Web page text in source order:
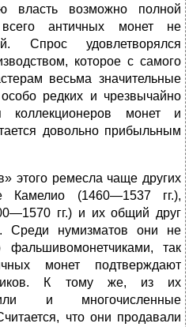
власть возможно полной
античных монет не
Спрос удовлетворялся
которое с самого
весьма значительные
редких и чрезвычайно
коллекционеров монет и
довольно прибыльным
этого ремесла чаще других
Камелио (1460—1537 гг.),
гг.) и их общий друг
Среди нумизматов они не
фальшивомонетчиками, так
монет подтверждают
К тому же, из их
и многочисленные
что они продавали